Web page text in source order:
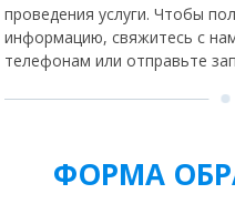
проведения услуги. Чтобы
информацию, свяжитесь с
телефонам или отправьте
ФОРМА